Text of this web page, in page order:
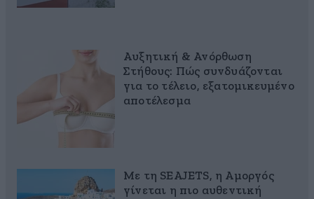
Αυξητική & Ανόρθωση
Στήθους: Πώς συνδυάζονται
για το τέλειο, εξατομικευμένο
αποτέλεσμα
Με τη SEAJETS, η Αμοργός
γίνεται η πιο αυθεντική